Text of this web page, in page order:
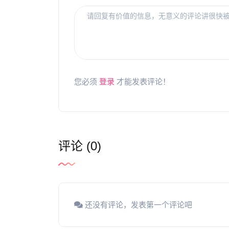
您必须 登录 才能发表评论！
评论 (0)
还没有评论，发表第一个评论吧